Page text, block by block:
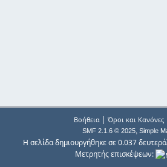
Βοήθεια| Όροι και Κανόνες
SMF 2.1.6 © 2025, Simple
Η σελίδα δημιουργήθηκε σε 0.037
Μετρητής επισκέψεων: